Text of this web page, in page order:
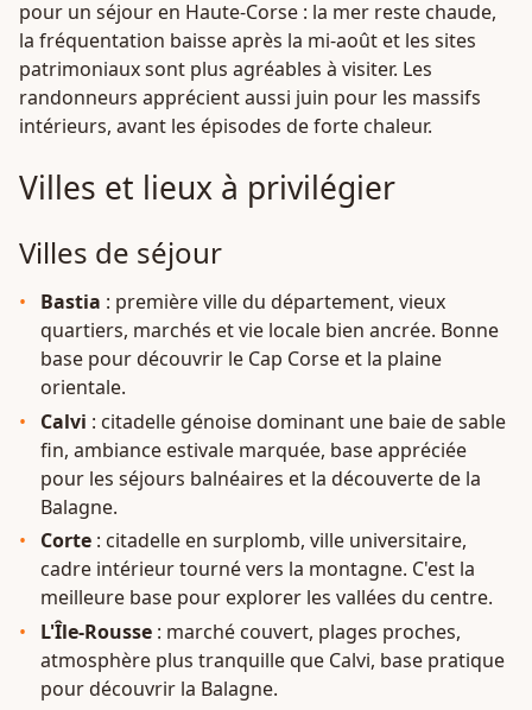
pour un séjour en Haute-Corse : la mer reste chaude,
la fréquentation baisse après la mi-août et les sites
patrimoniaux sont plus agréables à visiter. Les
randonneurs apprécient aussi juin pour les massifs
intérieurs, avant les épisodes de forte chaleur.
Villes et lieux à privilégier
Villes de séjour
Bastia : première ville du département, vieux
quartiers, marchés et vie locale bien ancrée. Bonne
base pour découvrir le Cap Corse et la plaine
orientale.
Calvi : citadelle génoise dominant une baie de sable
fin, ambiance estivale marquée, base appréciée
pour les séjours balnéaires et la découverte de la
Balagne.
Corte: citadelle en surplomb, ville universitaire,
cadre intérieur tourné vers la montagne. C'est la
meilleure base pour explorer les vallées du centre.
L'Île-Rousse: marché couvert, plages proches,
atmosphère plus tranquille que Calvi, base pratique
pour découvrir la Balagne.